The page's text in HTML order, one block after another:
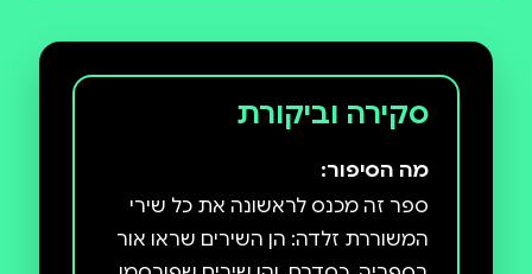
סקירה וביקורת
מה הסיפור:
ספר זה מכנס לראשונה את כל שירי
המשוררת זלדה: הן השירים שראו אור